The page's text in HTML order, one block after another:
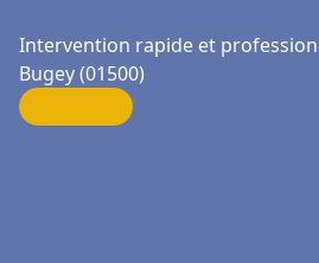
Intervention rapide et
Bugey (01500)